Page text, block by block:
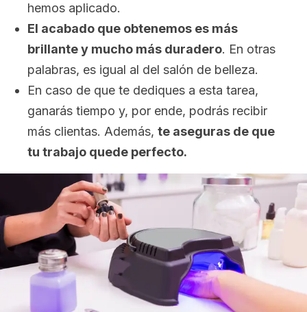
hemos aplicado.
El acabado que obtenemos es más
brillante y mucho más duradero. En otras
palabras, es igual al del salón de belleza.
En caso de que te dediques a esta tarea,
ganarás tiempo y, por ende, podrás recibir
más clientas. Además, te aseguras de que
tu trabajo quede perfecto.